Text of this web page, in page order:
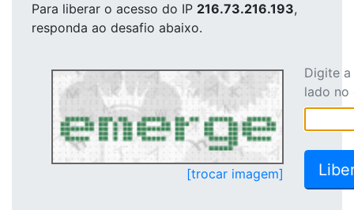
Para liberar o acesso do IP 216.73.216.193,
responda ao desafio abaixo.
[trocar imagem]
Digite
lado no